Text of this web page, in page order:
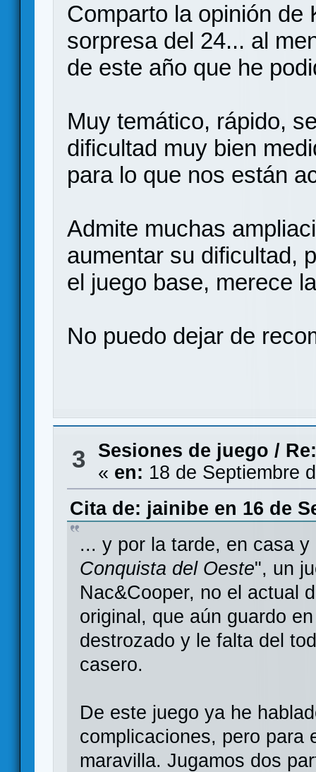
Comparto la opinión de
sorpresa del 24... al
de este año que he
Muy temático, rápido,
dificultad muy bien
para lo que nos están
Admite muchas
aumentar su dificultad,
el juego base, merece
No puedo dejar de
3 Sesiones de juego /
« en: 18 de Septiembre
Cita de: jainibe en 16 de
... y por la tarde, en casa
Conquista del Oeste", un
Nac&Cooper, no el actual
original, que aún guardo
destrozado y le falta del
casero.
De este juego ya he
complicaciones, pero para
maravilla. Jugamos dos